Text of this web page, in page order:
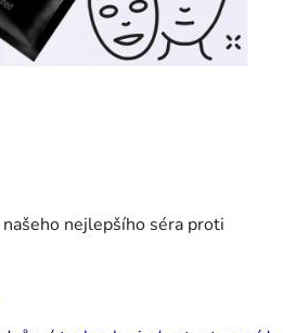
nejlepšího séra proti